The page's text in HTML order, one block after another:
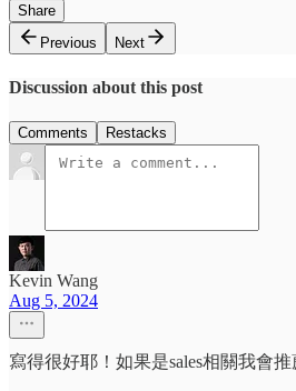
Share
Previous
Next
Discussion about this post
Comments Restacks
Kevin Wang
Aug 5, 2024
寫得很好耶！如果是sales相關我會